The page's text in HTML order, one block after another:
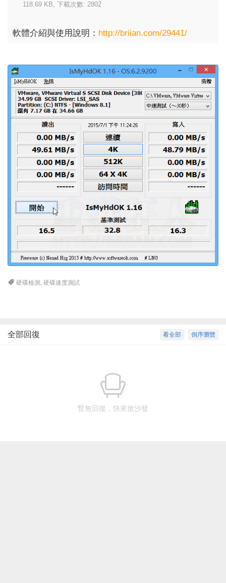
118.69 KB, 下載次數: 2802
軟體介紹與使用說明： http://briian.com/29441/
硬碟檢測 ,硬碟速度測試
倒序瀏覽
看全部
全部回復
暫無回復，快來搶沙發